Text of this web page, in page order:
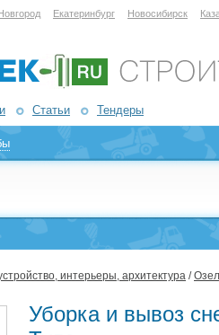
Екатеринбург Новосибирск
Статьи Тендеры
интерьеры, архитектура /
Уборка и вывоз